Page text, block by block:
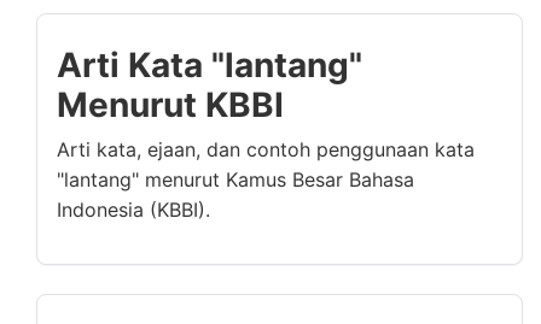
Arti Kata "lantang"
Menurut KBBI
Arti kata, ejaan, dan contoh penggunaan kata
"lantang" menurut Kamus Besar Bahasa
Indonesia (KBBI).